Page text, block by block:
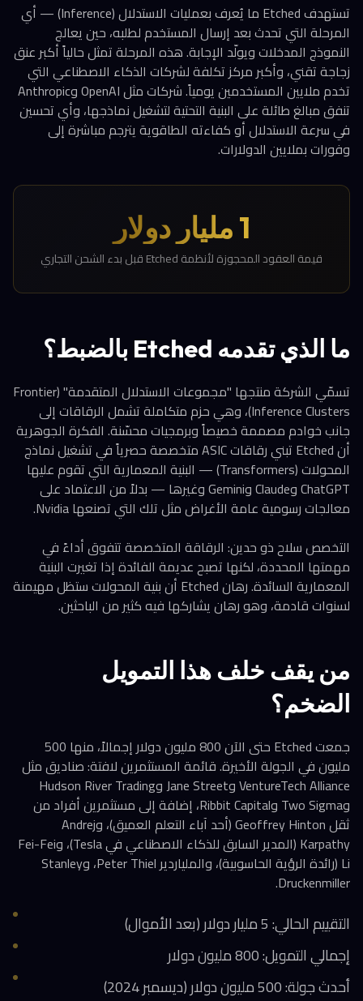
تستهدف Etched ما يُعرف بعمليات الاستدلال (Inference) — أي
المرحلة التي تحدث بعد إرسال المستخدم لطلبه، حين يعالج
النموذج المدخلات ويولّد الإجابة. هذه المرحلة تمثل حالياً أكبر عنق
زجاجة تقني، وأكبر مركز تكلفة لشركات الذكاء الاصطناعي التي
تخدم ملايين المستخدمين يومياً. شركات مثل OpenAI وAnthropic
تنفق مبالغ طائلة على البنية التحتية لتشغيل نماذجها، وأي تحسين
في سرعة الاستدلال أو كفاءته الطاقوية يترجم مباشرة إلى
وفورات بملايين الدولارات.
1 مليار دولار
قيمة العقود المحجوزة لأنظمة Etched قبل بدء الشحن التجاري
ما الذي تقدمه Etched بالضبط؟
تسمّي الشركة منتجها "مجموعات الاستدلال المتقدمة" (Frontier
Inference Clusters)، وهي حزم متكاملة تشمل الرقاقات إلى
جانب خوادم مصممة خصيصاً وبرمجيات محسّنة. الفكرة الجوهرية
أن Etched تبني رقاقات ASIC متخصصة حصرياً في تشغيل نماذج
المحولات (Transformers) — البنية المعمارية التي تقوم عليها
ChatGPT وClaude وGemini وغيرها — بدلاً من الاعتماد على
معالجات رسومية عامة الأغراض مثل تلك التي تصنعها Nvidia.
التخصص سلاح ذو حدين: الرقاقة المتخصصة تتفوق أداءً في
مهمتها المحددة، لكنها تصبح عديمة الفائدة إذا تغيرت البنية
المعمارية السائدة. رهان Etched أن بنية المحولات ستظل مهيمنة
لسنوات قادمة، وهو رهان يشاركها فيه كثير من الباحثين.
من يقف خلف هذا التمويل
الضخم؟
جمعت Etched حتى الآن 800 مليون دولار إجمالاً، منها 500
مليون في الجولة الأخيرة. قائمة المستثمرين لافتة: صناديق مثل
VentureTech Alliance وJane Street وHudson River Trading
وTwo Sigma وRibbit Capital، إضافة إلى مستثمرين أفراد من
ثقل Geoffrey Hinton (أحد آباء التعلم العميق)، وAndrej
Karpathy (المدير السابق للذكاء الاصطناعي في Tesla)، وFei-Fei
Li (رائدة الرؤية الحاسوبية)، والملياردير Peter Thiel، وStanley
Druckenmiller.
التقييم الحالي: 5 مليار دولار (بعد الأموال)
إجمالي التمويل: 800 مليون دولار
أحدث جولة: 500 مليون دولار (ديسمبر 2024)